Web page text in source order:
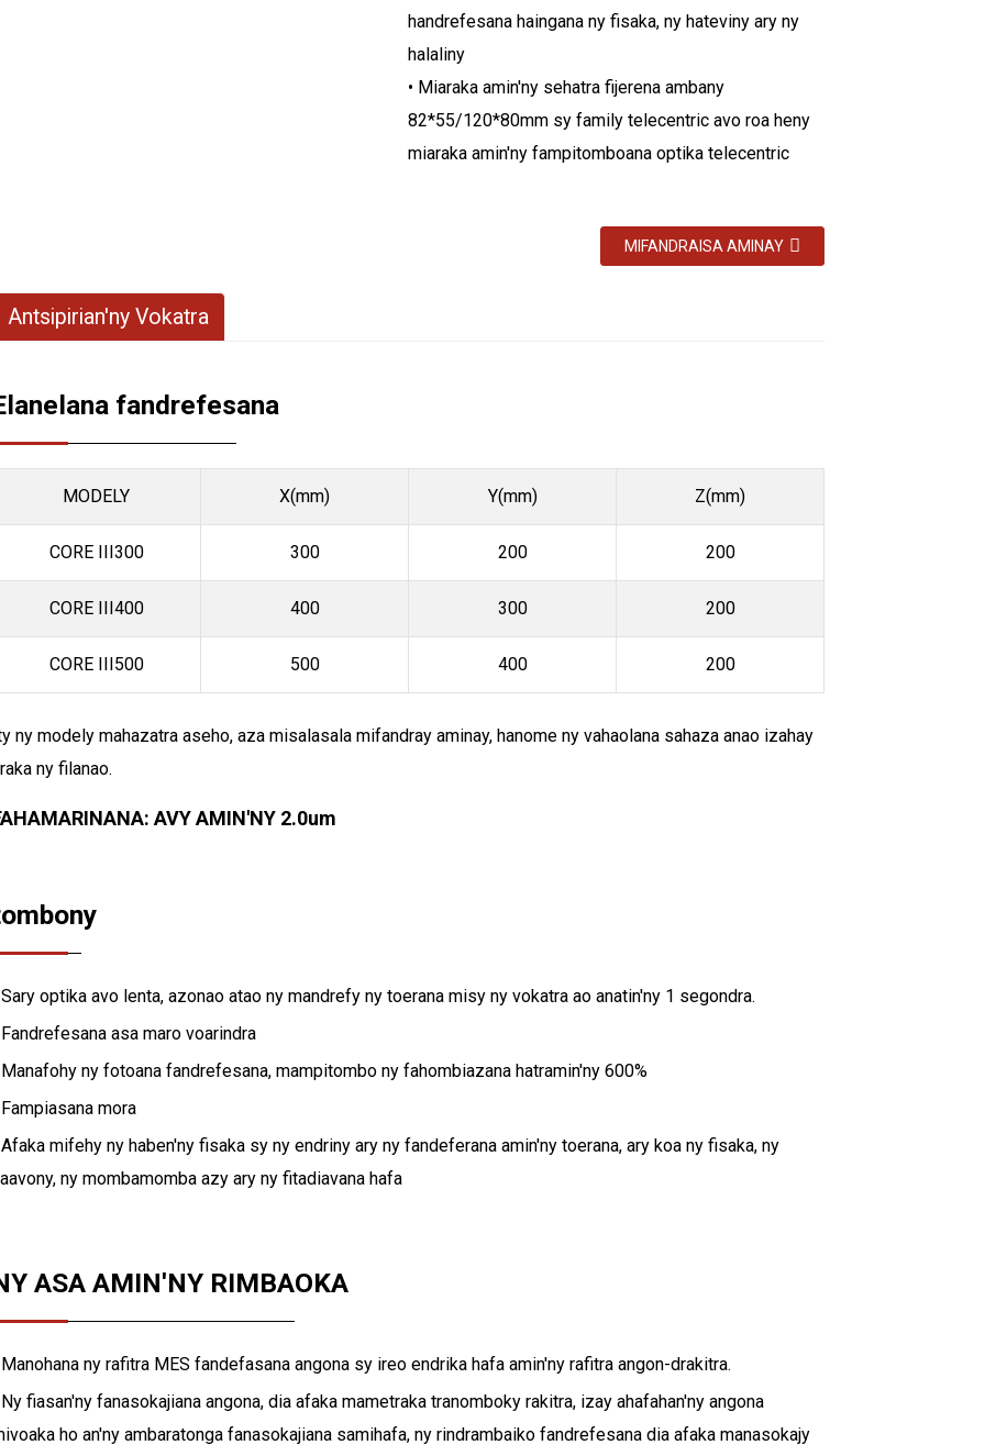
handrefesana haingana ny fisaka, ny hateviny ary ny
halaliny
• Miaraka amin'ny sehatra fijerena ambany
82*55/120*80mm sy family telecentric avo roa heny
miaraka amin'ny fampitomboana optika telecentric
MIFANDRAISA AMINAY
Antsipirian'ny Vokatra
fandrefesana
MODELY X(mm) Y(mm) Z(mm)
CORE III300 300 200 200
CORE III400 400 300 200
CORE III500 500 400 200
ny modely mahazatra aseho, aza misalasala mifandray aminay, hanome ny vahaolana sahaza anao izahay
ny filanao.
AVY AMIN'NY 2.0um
Sary optika avo lenta, azonao atao ny mandrefy ny toerana misy ny vokatra ao anatin'ny 1 segondra.
Fandrefesana asa maro voarindra
Manafohy ny fotoana fandrefesana, mampitombo ny fahombiazana hatramin'ny 600%
Fampiasana mora
Afaka mifehy ny haben'ny fisaka sy ny endriny ary ny fandeferana amin'ny toerana, ary koa ny fisaka, ny
ny mombamomba azy ary ny fitadiavana hafa
ASA AMIN'NY RIMBAOKA
Manohana ny rafitra MES fandefasana angona sy ireo endrika hafa amin'ny rafitra angon-drakitra.
Ny fiasan'ny fanasokajiana angona, dia afaka mametraka tranomboky rakitra, izay ahafahan'ny angona
ho an'ny ambaratonga fanasokajiana samihafa, ny rindrambaiko fandrefesana dia afaka manasokajy